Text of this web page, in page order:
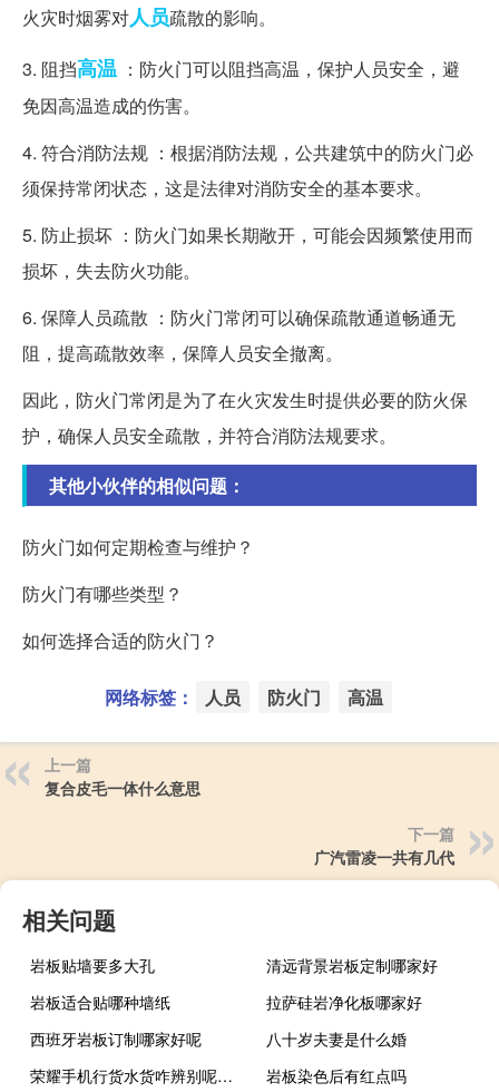
火灾时烟雾对人员疏散的影响。
3. 阻挡高温 ：防火门可以阻挡高温，保护人员安全，避
免因高温造成的伤害。
4. 符合消防法规 ：根据消防法规，公共建筑中的防火门必
须保持常闭状态，这是法律对消防安全的基本要求。
5. 防止损坏 ：防火门如果长期敞开，可能会因频繁使用而
损坏，失去防火功能。
6. 保障人员疏散 ：防火门常闭可以确保疏散通道畅通无
阻，提高疏散效率，保障人员安全撤离。
因此，防火门常闭是为了在火灾发生时提供必要的防火保
护，确保人员安全疏散，并符合消防法规要求。
其他小伙伴的相似问题：
防火门如何定期检查与维护？
防火门有哪些类型？
如何选择合适的防火门？
网络标签： 人员 防火门 高温
上一篇
复合皮毛一体什么意思
下一篇
广汽雷凌一共有几代
相关问题
岩板贴墙要多大孔
清远背景岩板定制哪家好
岩板适合贴哪种墙纸
拉萨硅岩净化板哪家好
西班牙岩板订制哪家好呢
八十岁夫妻是什么婚
荣耀手机行货水货咋辨别呢（水货手机和行货手机的区别）
岩板染色后有红点吗